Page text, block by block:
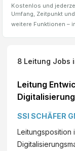
Kostenlos und
Umfang, Zeitpunkt
weitere Funktionen –
8 Leitung Jobs
Leitung
SSI SCHÄFER
Leitungsposition